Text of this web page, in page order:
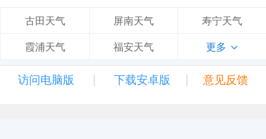
古田天气 屏南天气 寿宁天气
霞浦天气 福安天气 更多
访问电脑版 | 下载安卓版 | 意见反馈